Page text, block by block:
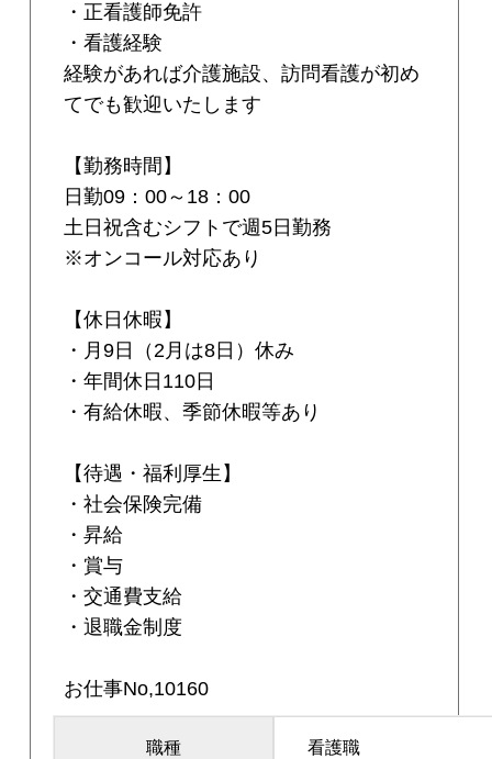
・正看護師免許
・看護経験
経験があれば介護施設、訪問看護が初め
てでも歓迎いたします
【勤務時間】
日勤09：00～18：00
土日祝含むシフトで週5日勤務
※オンコール対応あり
【休日休暇】
・月9日（2月は8日）休み
・年間休日110日
・有給休暇、季節休暇等あり
【待遇・福利厚生】
・社会保険完備
・昇給
・賞与
・交通費支給
・退職金制度
お仕事No,10160
職種 看護職